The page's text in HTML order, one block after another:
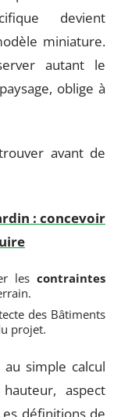
devient
miniature.
autant le
oblige à
avant de
: concevoir
les contraintes
des Bâtiments
projet.
simple calcul
aspect
définitions de